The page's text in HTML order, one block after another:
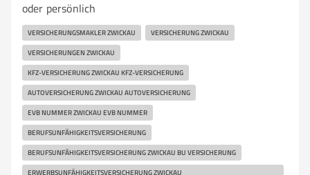
oder persönlich
VERSICHERUNGSMAKLER ZWICKAU VERSICHERUNG ZWICKAU
VERSICHERUNGEN ZWICKAU
KFZ-VERSICHERUNG ZWICKAU KFZ-VERSICHERUNG
AUTOVERSICHERUNG ZWICKAU AUTOVERSICHERUNG
EVB NUMMER ZWICKAU EVB NUMMER
BERUFSUNFÄHIGKEITSVERSICHERUNG
BERUFSUNFÄHIGKEITSVERSICHERUNG ZWICKAU BU VERSICHERUNG
ERWERBSUNFÄHIGKEITSVERSICHERUNG ZWICKAU